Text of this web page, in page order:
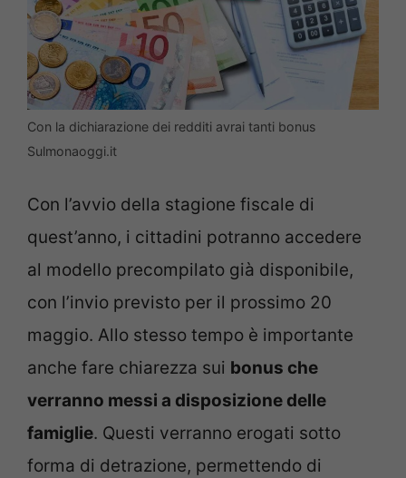
Con la dichiarazione dei redditi avrai tanti bonus
Sulmonaoggi.it
Con l’avvio della stagione fiscale di
quest’anno, i cittadini potranno accedere
al modello precompilato già disponibile,
con l’invio previsto per il prossimo 20
maggio. Allo stesso tempo è importante
anche fare chiarezza sui bonus che
verranno messi a disposizione delle
famiglie. Questi verranno erogati sotto
forma di detrazione, permettendo di